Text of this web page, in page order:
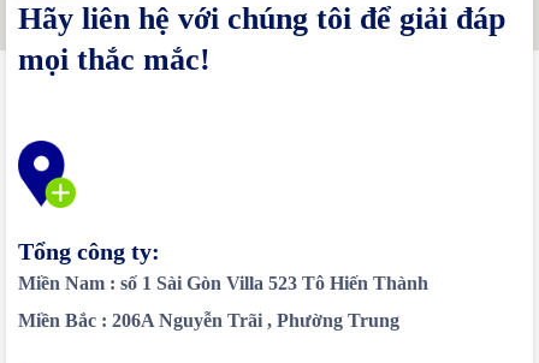
Hãy liên hệ với chúng tôi để giải đáp
mọi thắc mắc!
Tổng công ty:
Miền Nam : số 1 Sài Gòn Villa 523 Tô Hiến Thành
Miền Bắc : 206A Nguyễn Trãi , Phường Trung